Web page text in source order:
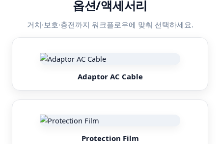
옵션/액세서리
거치·보호·충전까지 워크플로우에 맞춰 선택하세요.
Adaptor AC Cable
Protection Film